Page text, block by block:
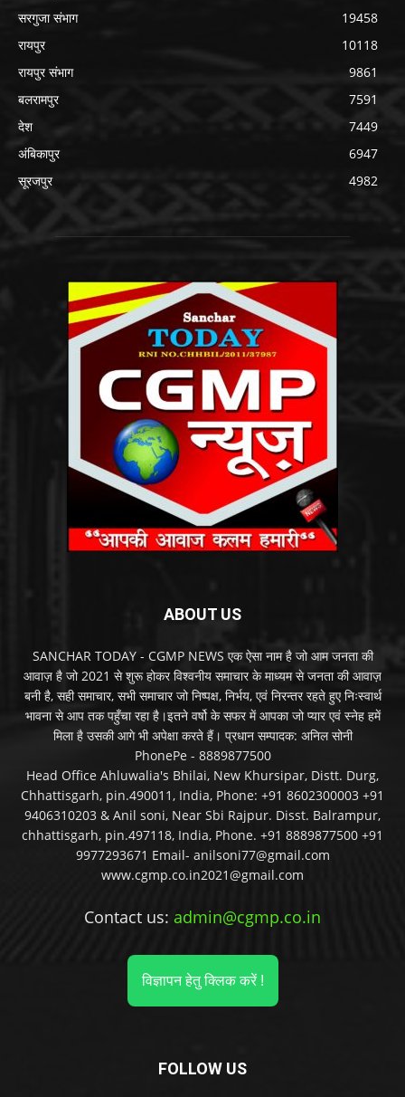
सरगुजा संभाग
19458
रायपुर
10118
रायपुर संभाग
9861
बलरामपुर
7591
देश
7449
अंबिकापुर
6947
सूरजपुर
4982
ABOUT US
SANCHAR TODAY - CGMP NEWS एक ऐसा नाम है जो आम जनता की
आवाज़ है जो 2021 से शुरू होकर विश्वनीय समाचार के माध्यम से जनता की आवाज़
बनी है, सही समाचार, सभी समाचार जो निष्पक्ष, निर्भय, एवं निरन्तर रहते हुए निःस्वार्थ
भावना से आप तक पहुँचा रहा है।इतने वर्षो के सफर में आपका जो प्यार एवं स्नेह हमें
मिला है उसकी आगे भी अपेक्षा करते हैं। प्रधान सम्पादक: अनिल सोनी
PhonePe - 8889877500
Head Office Ahluwalia's Bhilai, New Khursipar, Distt. Durg,
Chhattisgarh, pin.490011, India, Phone: +91 8602300003 +91
9406310203 & Anil soni, Near Sbi Rajpur. Disst. Balrampur,
chhattisgarh, pin.497118, India, Phone. +91 8889877500 +91
9977293671 Email- anilsoni77@gmail.com
www.cgmp.co.in2021@gmail.com
Contact us: admin@cgmp.co.in
विज्ञापन हेतु क्लिक करें !
FOLLOW US